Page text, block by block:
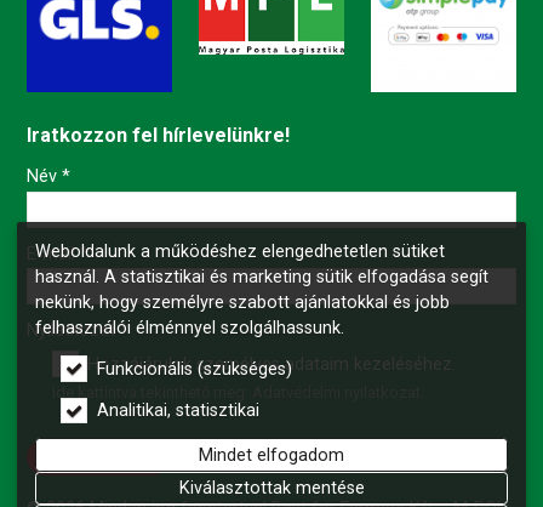
Iratkozzon fel hírlevelünkre!
-
-
-
Név *
E-mail*
Nyilatkozat*
Hozzájárulok személyes adataim kezeléséhez.
Weboldalunk a működéshez elengedhetetlen sütiket
használ. A statisztikai és marketing sütik elfogadása segít
nekünk, hogy személyre szabott ajánlatokkal és jobb
felhasználói élménnyel szolgálhassunk.
Funkcionális (szükséges)
Analitikai, statisztikai
Mindet elfogadom
Kiválasztottak mentése